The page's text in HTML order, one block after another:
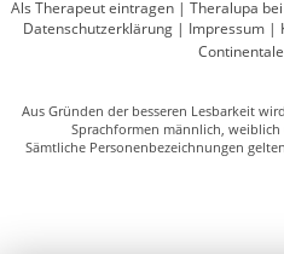
Als Therapeut eintragen | Theralupa
Datenschutzerklärung| Impressum|
Continentale
Aus Gründen der besseren Lesbarkeit
Sprachformen männlich,
Sämtliche Personenbezeichnungen